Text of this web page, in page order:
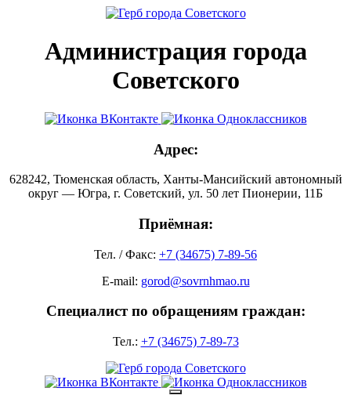
Администрация города
Советского
Адрес:
628242, Тюменская область, Ханты-Мансийский автономный
округ — Югра, г. Советский, ул. 50 лет Пионерии, 11Б
Приёмная:
Тел. / Факс: +7 (34675) 7-89-56
E-mail: gorod@sovrnhmao.ru
Специалист по обращениям граждан:
Тел.: +7 (34675) 7-89-73